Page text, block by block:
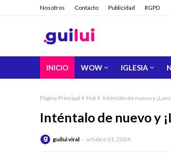
Nosotros Contacto Publicidad RGPD
INICIO WOW IGLESIA
Página Principal Hot Inténtalo de nuevo y
Inténtalo de nuevo y
guilui viral octubre 31, 2024